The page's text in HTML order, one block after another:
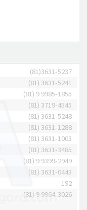
(81)3631-5237
(81) 3631-5241
(81) 9 9985-1855
(81) 3719-4545
(81) 3631-5248
(81) 3631-1288
(81) 3631-1003
(81) 3631-3485
(81) 9 9399-2949
(81) 3631-0443
192
(81) 9 9964-3026